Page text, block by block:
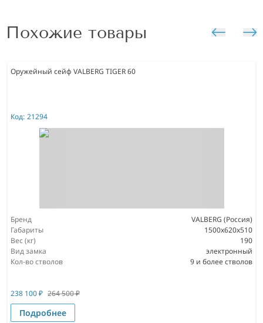
Похожие товары
Оружейный сейф VALBERG TIGER 60
Код: 21294
Бренд
VALBERG (Россия)
Габариты
1500x620x510
Вес (кг)
190
Вид замка
электронный
Кол-во стволов
9 и более стволов
238 100₽ 264 500₽
Подробнее